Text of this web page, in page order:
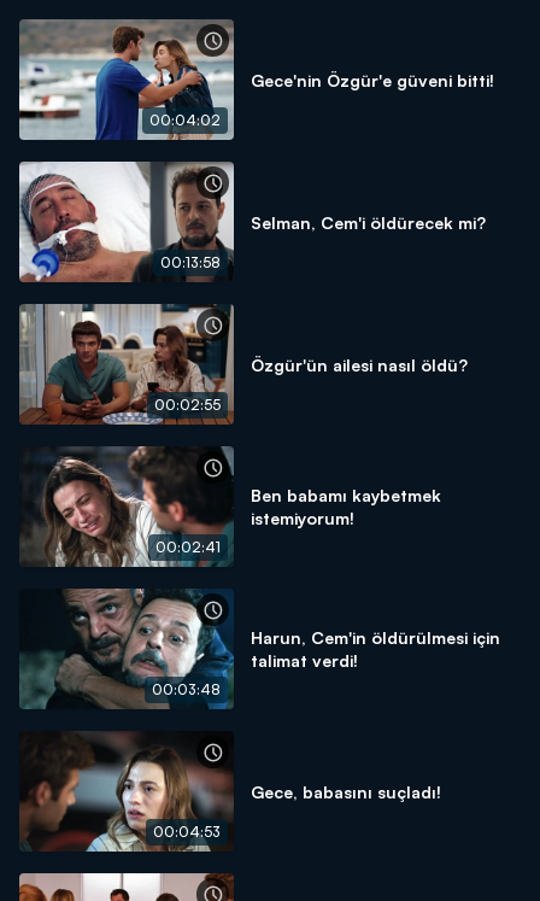
00:04:02
Gece'nin Özgür'e güveni bitti!
00:13:58
Selman, Cem'i öldürecek mi?
00:02:55
Özgür'ün ailesi nasıl öldü?
00:02:41
Ben babamı kaybetmek
istemiyorum!
00:03:48
Harun, Cem'in öldürülmesi için
talimat verdi!
00:04:53
Gece, babasını suçladı!